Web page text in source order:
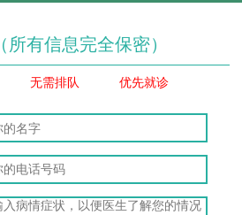
（所有信息完全保密）
无需排队 优先就诊